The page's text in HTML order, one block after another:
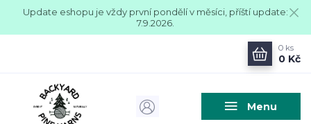
Update eshopu je vždy první pondělí v měsíci, příští update:
7.9.2026.
Menu
0 ks
0 Kč